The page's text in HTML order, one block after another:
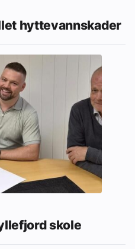
hyttevannskader
skole